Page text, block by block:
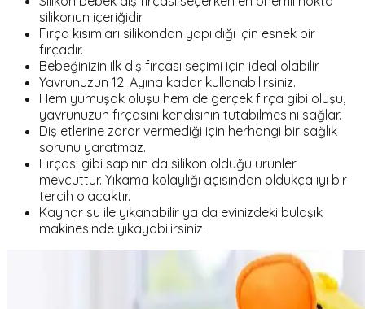
silikonun içeriğidir.
Fırça kısımları silikondan yapıldığı için esnek bir
fırçadır.
Bebeğinizin ilk diş fırçası seçimi için ideal olabilir.
Yavrunuzun 12. Ayına kadar kullanabilirsiniz.
Hem yumuşak oluşu hem de gerçek fırça gibi oluşu,
yavrunuzun fırçasını kendisinin tutabilmesini sağlar.
Diş etlerine zarar vermediği için herhangi bir sağlık
sorunu yaratmaz.
Fırçası gibi sapının da silikon olduğu ürünler
mevcuttur. Yıkama kolaylığı açısından oldukça iyi bir
tercih olacaktır.
Kaynar su ile yıkanabilir ya da evinizdeki bulaşık
makinesinde yıkayabilirsiniz.